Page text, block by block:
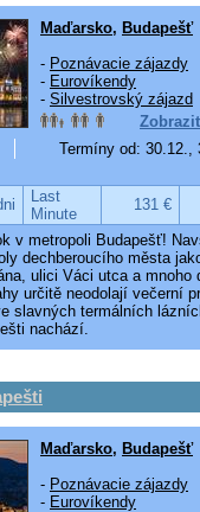
Maďarsko, Budapešť
- Poznávacie zájazdy
- Eurovíkendy
- Silvestrovský zájazd
Termíny od: 30.12.,
Last
Minute
131 €
v metropoli Budapešť!
dechberoucího města
ulici Váci utca a
určitě neodolají večerní
slavných termálních
nachází.
Maďarsko, Budapešť
- Poznávacie zájazdy
- Eurovíkendy